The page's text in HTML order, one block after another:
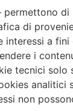
di
a
i
tecnici
non